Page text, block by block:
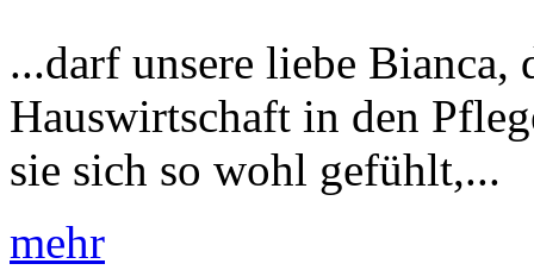
...darf unsere liebe Bianca,
Hauswirtschaft in den
sie sich so wohl gefühlt,...
mehr